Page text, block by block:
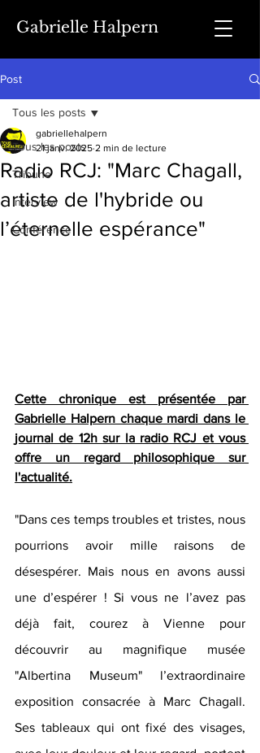
Gabrielle Halpern
Post
Tous les posts
Tribune
Interview
Conférence
Tous les posts
Radio RCJ: "Marc Chagall,
artiste de l'hybride ou
l’éternelle espérance"
gabriellehalpern
21 janv. 2025 2 min de lecture
Cette chronique est présentée par
Gabrielle Halpern chaque mardi dans le
journal de 12h sur la radio RCJ et vous
offre un regard philosophique sur
l'actualité.
"Dans ces temps troubles et tristes, nous
pourrions avoir mille raisons de
désespérer. Mais nous en avons aussi
une d’espérer ! Si vous ne l’avez pas
déjà fait, courez à Vienne pour
découvrir au magnifique musée
"Albertina Museum" l’extraordinaire
exposition consacrée à Marc Chagall.
Ses tableaux qui ont fixé des visages,